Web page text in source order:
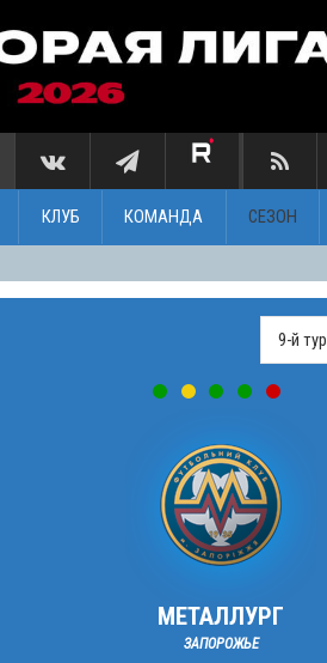
КЛУБ КОМАНДА СЕЗОН
МЕТАЛЛУРГ
ЗАПОРОЖЬЕ